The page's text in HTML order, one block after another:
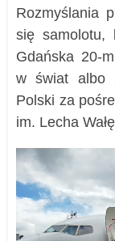
Rozmyślania
się samolotu,
Gdańska 20-
w świat albo
Polski za
im. Lecha